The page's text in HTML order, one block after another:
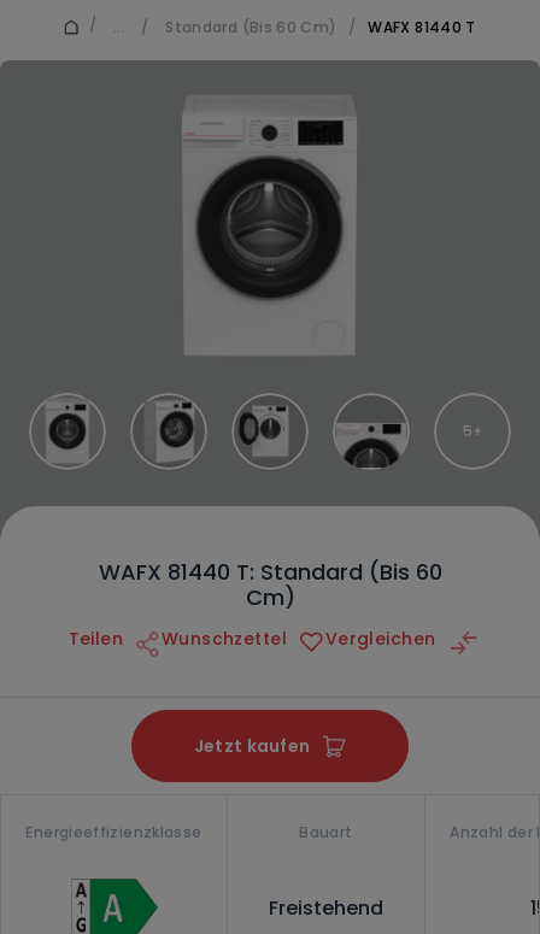
/ ... / Standard (Bis 60 Cm) / WAFX 81440 T
5
WAFX 81440 T: Standard (Bis 60
Cm)
Teilen Wunschzettel Vergleichen
Jetzt kaufen
Energieeffizienzklasse Bauart
Freistehend
Anzahl der